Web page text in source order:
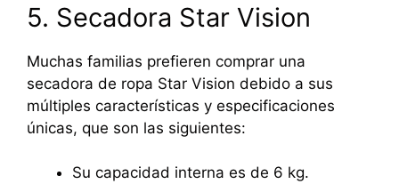
5. Secadora Star Vision
Muchas familias prefieren comprar una
secadora de ropa Star Vision debido a sus
múltiples características y especificaciones
únicas, que son las siguientes:
Su capacidad interna es de 6 kg.